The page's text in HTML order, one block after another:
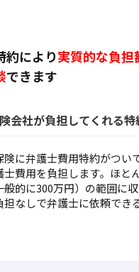
約により実質的な負担
できます
会社が負担してくれる特
に弁護士費用特約がつい
費用を負担します。ほと
的に300万円）の範囲に
担なしで弁護士に依頼でき